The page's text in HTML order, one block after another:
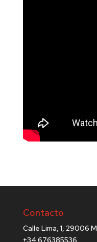
Contacto
Calle Lima, 1, 29006
+34 676385536